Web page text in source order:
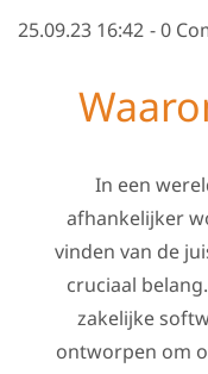
25.09.23 16:42 -0
In een
afhankelijker
vinden van de
cruciaal
zakelijke
ontworpen om